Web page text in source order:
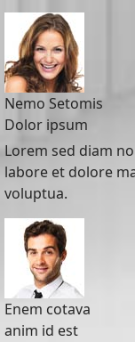
Nemo Setomis
Dolor ipsum
Lorem sed diam
labore et dolore
voluptua.
Enem cotava
anim id est